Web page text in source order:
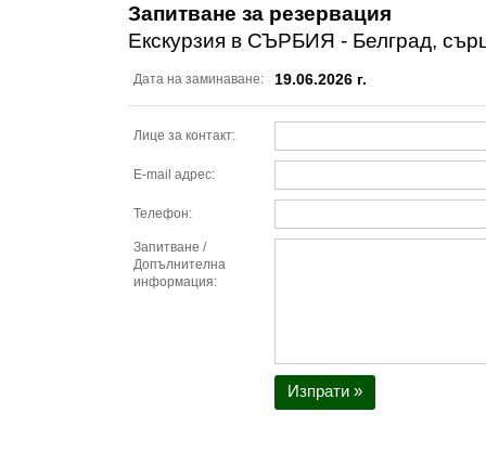
Запитване за резервация
Екскурзия в СЪРБИЯ - Белград,
Дата на заминаване: 19.06.2026 г.
Лице за контакт:
E-mail адрес:
Телефон:
Запитване /
Допълнителна
информация:
Изпрати »